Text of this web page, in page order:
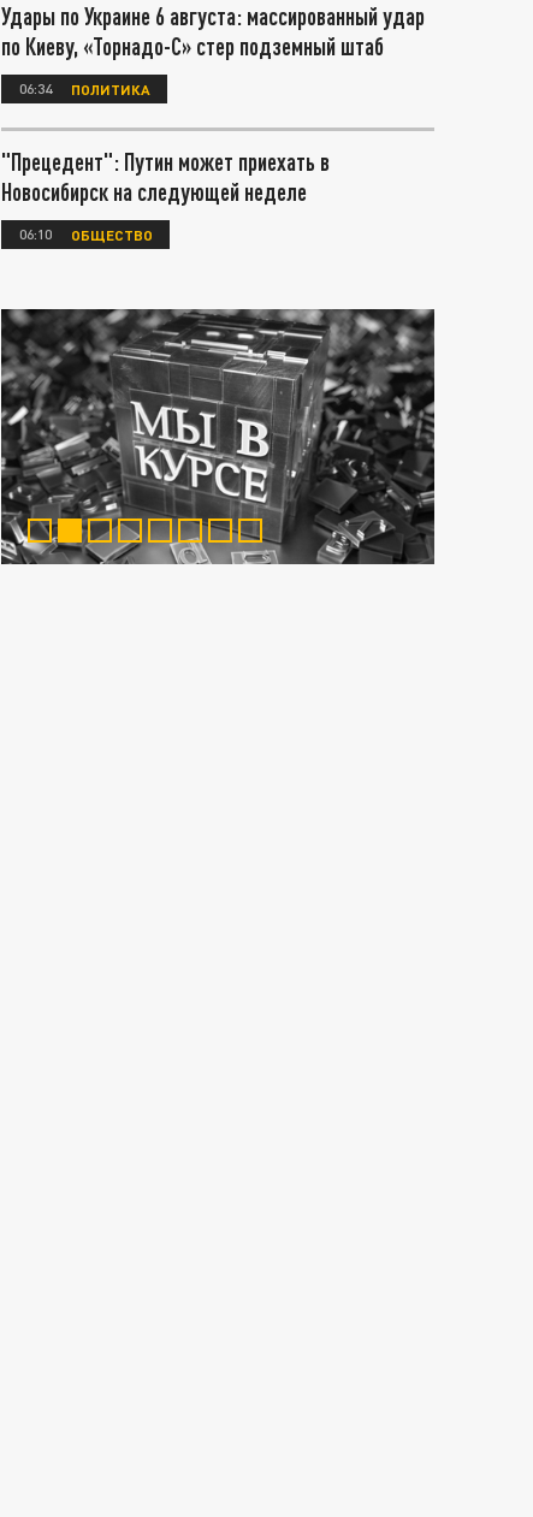
Удары по Украине 6 августа: массированный удар
по Киеву, «Торнадо-С» стер подземный штаб
06:34 ПОЛИТИКА
"Прецедент": Путин может приехать в
Новосибирск на следующей неделе
06:10 ОБЩЕСТВО